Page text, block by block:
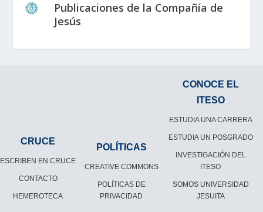
Publicaciones de la Compañía de
Jesús
CRUCE
ESCRIBEN EN CRUCE
CONTACTO
HEMEROTECA
POLÍTICAS
CREATIVE COMMONS
POLÍTICAS DE
PRIVACIDAD
CONOCE EL
ITESO
ESTUDIA UNA CARRERA
ESTUDIA UN POSGRADO
INVESTIGACIÓN DEL
ITESO
SOMOS UNIVERSIDAD
JESUITA